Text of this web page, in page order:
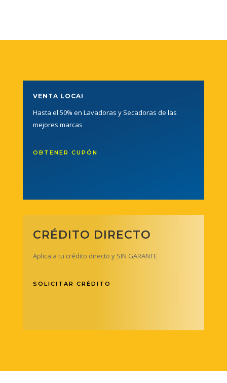
VENTA LOCA!
Hasta el 50% en Lavadoras y Secadoras de las
mejores marcas
OBTENER CUPÓN
CRÉDITO DIRECTO
Aplica a tu crédito directo y SIN GARANTE
SOLICITAR CRÉDITO